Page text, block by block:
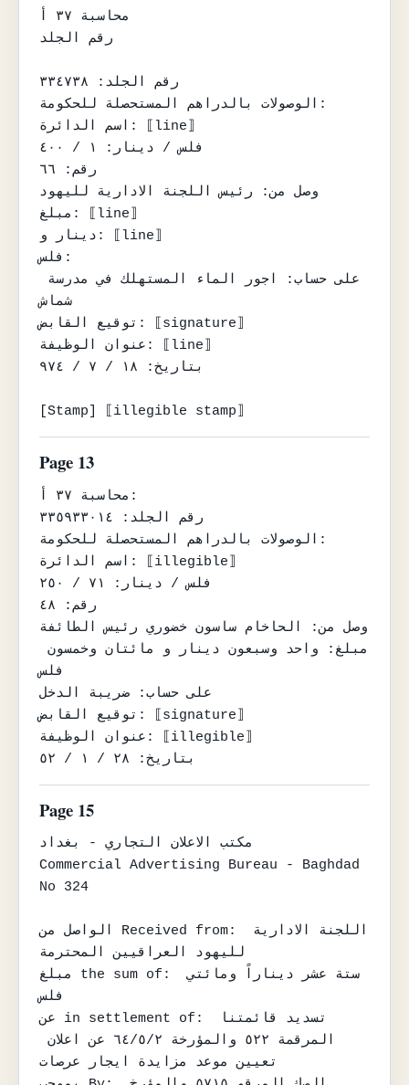
محاسبة ٣٧ أ
رقم الجلد
رقم الجلد: ٣٣٤٧٣٨
الوصولات بالدراهم المستحصلة للحكومة:
اسم الدائرة: ⟦line⟧
فلس / دينار: ١ / ٤٠٠
رقم: ٦٦
وصل من: رئيس اللجنة الادارية لليهود
مبلغ: ⟦line⟧
دينار و: ⟦line⟧
فلس:
شماش
توقيع القابض: ⟦signature⟧
عنوان الوظيفة: ⟦line⟧
بتاريخ: ١٨ / ٧ / ٩٧٤
[Stamp] ⟦illegible stamp⟧
Page 13
محاسبة ٣٧ أ:
رقم الجلد: ٣٣٥٩٣٣٠١٤
الوصولات بالدراهم المستحصلة للحكومة:
اسم الدائرة: ⟦illegible⟧
فلس / دينار: ٧١ / ٢٥٠
رقم: ٤٨
وصل من: الحاخام ساسون خضوري رئيس الطائفة
مبلغ: واحد وسبعون دينار و مائتان وخمسون
فلس
على حساب: ضريبة الدخل
توقيع القابض: ⟦signature⟧
عنوان الوظيفة: ⟦illegible⟧
بتاريخ: ٢٨ / ١ / ٥٢
Page 15
مكتب الاعلان التجاري - بغداد
Commercial Advertising Bureau - Baghdad
No 324
الواصل من Received from: اللجنة الادارية
لليهود العراقيين المحترمة
مبلغ the sum of: ستة عشر ديناراً ومائتي
فلس
عن in settlement of: تسديد قائمتنا
المرقمة ٥٢٢ والمؤرخة ٦٤/٥/٢ عن اعلان
تعيين موعد مزايدة ايجار عرصات